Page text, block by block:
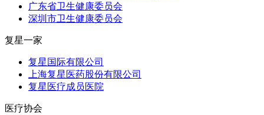
广东省卫生健康委员会
深圳市卫生健康委员会
复星一家
复星国际有限公司
上海复星医药股份有限公司
复星医疗成员医院
医疗协会